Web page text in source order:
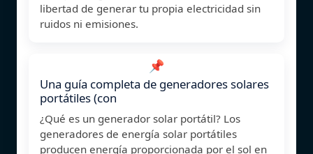
libertad de generar tu propia electricidad sin
ruidos ni emisiones.
📌
Una guía completa de generadores solares
portátiles (con
¿Qué es un generador solar portátil? Los
generadores de energía solar portátiles
producen energía proporcionada por el sol en